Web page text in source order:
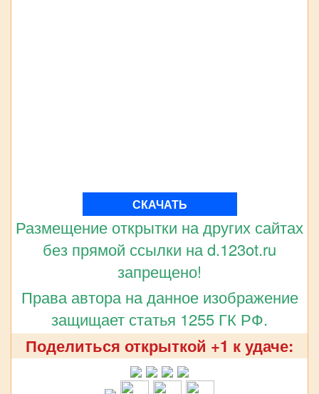
СКАЧАТЬ
Размещение открытки на других сайтах
без прямой ссылки на d.123ot.ru
запрещено!
Права автора на данное изображение
защищает статья 1255 ГК РФ.
Поделиться открыткой +1 к удаче: